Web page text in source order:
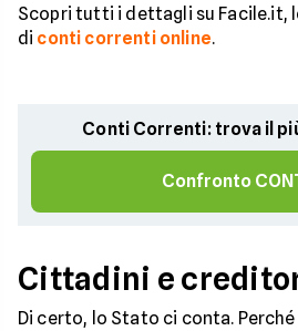
Scopri tutti i dettagli su Facile.it,
di conti correnti online.
Conti Correnti: trova il
Confronto
Cittadini e
Di certo, lo Stato ci conta.